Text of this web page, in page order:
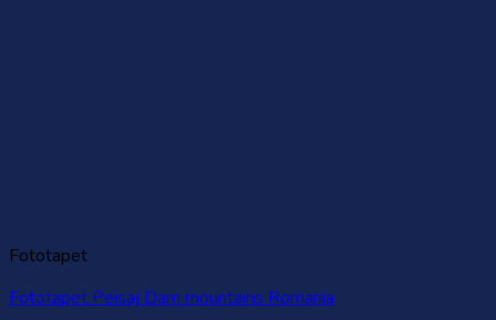
Fototapet
Fototapet Peisaj Dam mountains Romania